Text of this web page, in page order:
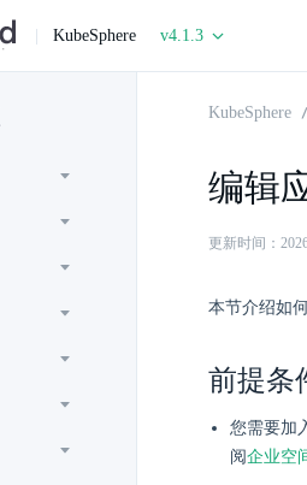
| KubeSphere v4.1.3
KubeSphere
编辑
更新时间：
本节介绍如
前提条
您需要加
阅企业空